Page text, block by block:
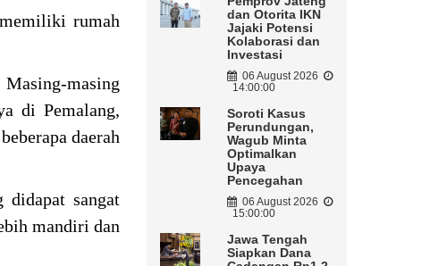
rumah
masing
di Pemalang,
daerah
didapat sangat
mandiri dan
dan Otorita IKN
Jajaki Potensi
Kolaborasi dan
Investasi
06 August 2026
14:00:00
Soroti Kasus
Perundungan,
Wagub Minta
Optimalkan
Upaya
Pencegahan
06 August 2026
15:00:00
Jawa Tengah
Siapkan Dana